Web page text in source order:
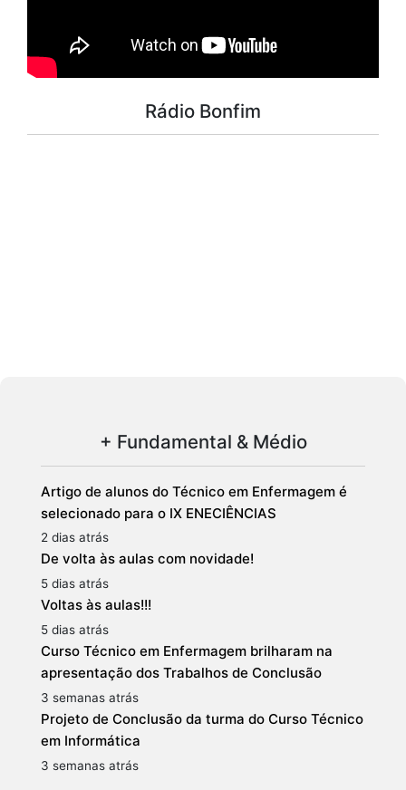
Rádio Bonfim
+ Fundamental & Médio
Artigo de alunos do Técnico em Enfermagem é
selecionado para o IX ENECIÊNCIAS
2 dias atrás
De volta às aulas com novidade!
5 dias atrás
Voltas às aulas!!!
5 dias atrás
Curso Técnico em Enfermagem brilharam na
apresentação dos Trabalhos de Conclusão
3 semanas atrás
Projeto de Conclusão da turma do Curso Técnico
em Informática
3 semanas atrás